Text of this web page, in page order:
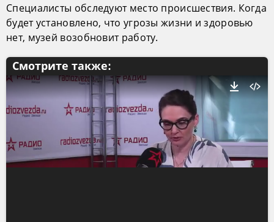
Специалисты обследуют место происшествия. Когда
будет установлено, что угрозы жизни и здоровью
нет, музей возобновит работу.
Смотрите также: